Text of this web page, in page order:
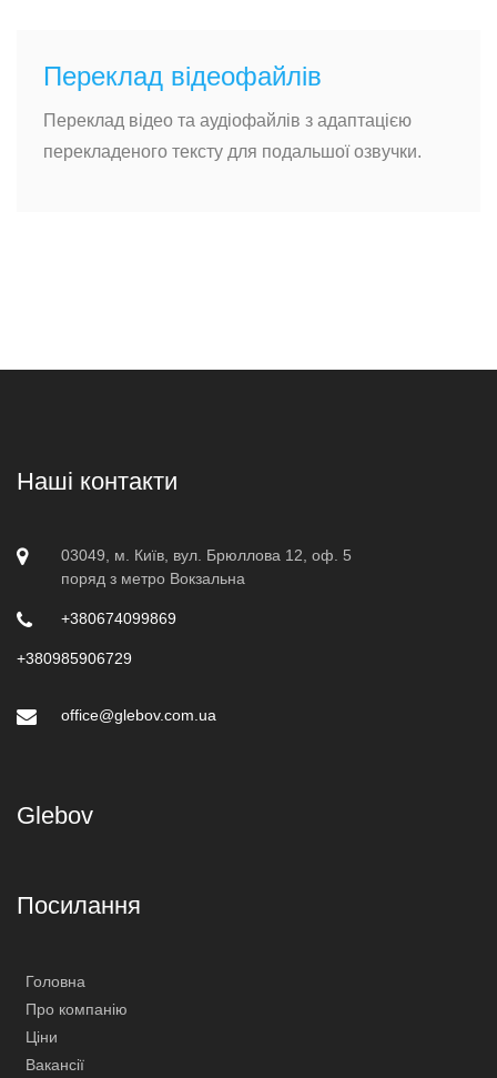
Переклад відеофайлів
Переклад відео та аудіофайлів з адаптацією
перекладеного тексту для подальшої озвучки.
Наші контакти
03049, м. Київ, вул. Брюллова 12, оф. 5
поряд з метро Вокзальна
+380674099869
+380985906729
office@glebov.com.ua
Glebov
Посилання
Головна
Про компанію
Ціни
Вакансії